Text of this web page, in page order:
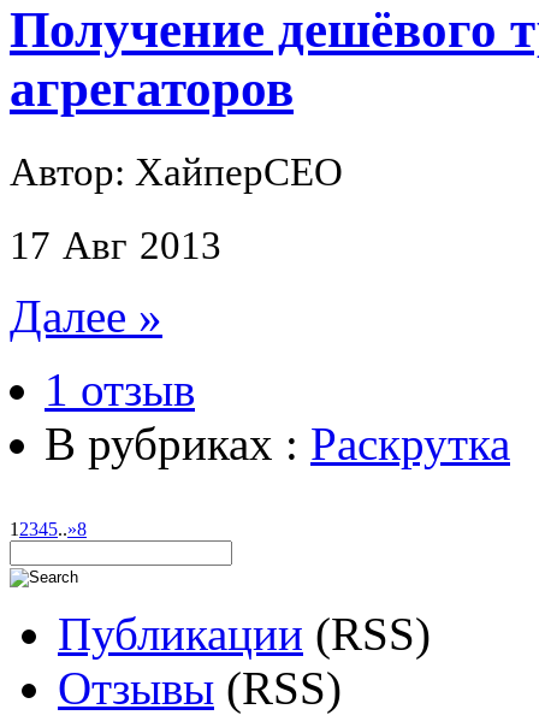
Получение дешёвого
агрегаторов
Автор: ХайперСЕО
17 Авг 2013
Далее »
1 отзыв
В рубриках : Раскрутка
1 2345..»8
Публикации (RSS)
Отзывы (RSS)